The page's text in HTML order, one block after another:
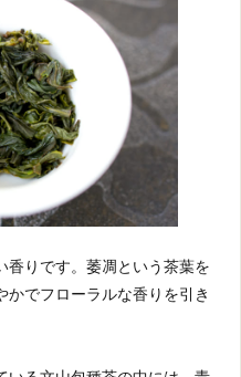
香りです。萎凋という茶葉を
かでフローラルな香りを引き